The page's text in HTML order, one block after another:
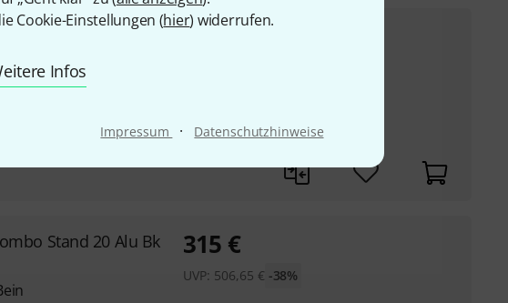
Cookie-Einstellungen (hier) widerrufen.
Infos
Impressum · Datenschutzhinweise
C-Stand 33 Sliding
eine Benutzung auf
5/8" (16 mm) Zapfen
175
Stand 20 Alu Bk 315 €
UVP: 506,65 € -38%